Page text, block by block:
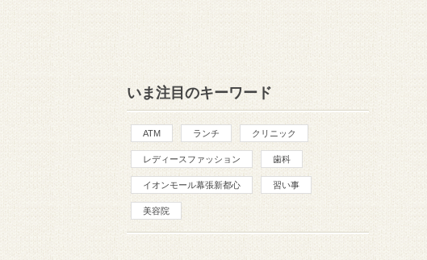
いま注目のキーワード
ATM ランチ クリニック
レディースファッション 歯科
イオンモール幕張新都心 習い事
美容院